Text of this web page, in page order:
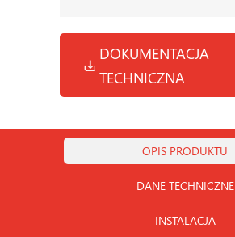
DOKUMENTACJA
TECHNICZNA
OPIS PRODUKTU
DANE TECHNICZNE
INSTALACJA